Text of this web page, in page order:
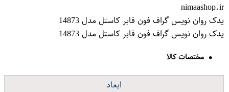
nimaashop.ir
یدک روان نویس گراف فون فابر کاستل مدل 14873
یدک روان نویس گراف فون فابر کاستل مدل 14873
مختصات کالا
ابعاد